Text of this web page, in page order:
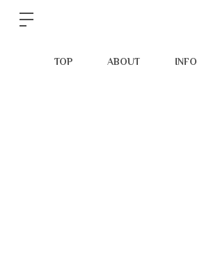
TOP ABOUT INFO